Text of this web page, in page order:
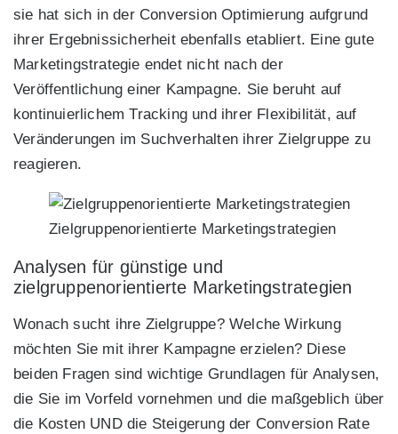
sie hat sich in der Conversion Optimierung aufgrund
ihrer Ergebnissicherheit ebenfalls etabliert. Eine gute
Marketingstrategie endet nicht nach der
Veröffentlichung einer Kampagne. Sie beruht auf
kontinuierlichem Tracking und ihrer Flexibilität, auf
Veränderungen im Suchverhalten ihrer Zielgruppe zu
reagieren.
Zielgruppenorientierte Marketingstrategien
Analysen für günstige und
zielgruppenorientierte Marketingstrategien
Wonach sucht ihre Zielgruppe? Welche Wirkung
möchten Sie mit ihrer Kampagne erzielen? Diese
beiden Fragen sind wichtige Grundlagen für Analysen,
die Sie im Vorfeld vornehmen und die maßgeblich über
die Kosten UND die Steigerung der Conversion Rate